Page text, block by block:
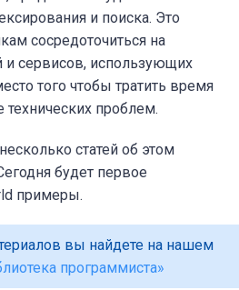
и поиска. Это
сосредоточиться на
и сервисов, использующих
того чтобы тратить время
проблем.
статей об этом
будет первое
примеры.
вы найдете на нашем
программиста»